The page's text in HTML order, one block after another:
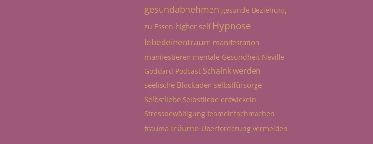
gesundabnehmen gesunde Beziehung
zu Essen higher self Hypnose
lebedeinentraum manifestation
manifestieren mentale Gesundheit Neville
Goddard Podcast Schalnk werden
seelische Blockaden selbstfürsorge
Selbstliebe Selbstliebe entwickeln
Stressbewältigung teameinfachmachen
trauma träume Überforderung vermeiden